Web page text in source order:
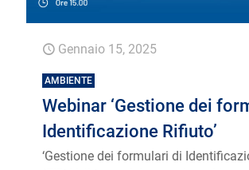
Gennaio 15, 2025
AMBIENTE
Webinar ‘Gestione dei
Identificazione Rifiuto’
‘Gestione dei formulari di